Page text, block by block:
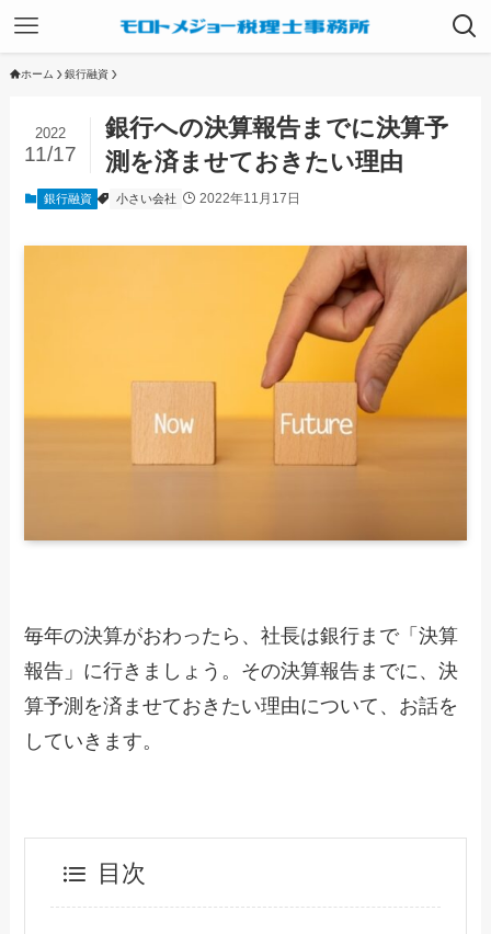
ホーム 銀行融資
銀行への決算報告までに決算予
測を済ませておきたい理由
2022
11/17
銀行融資 小さい会社 2022年11月17日
毎年の決算がおわったら、社長は銀行まで「決算
報告」に行きましょう。その決算報告までに、決
算予測を済ませておきたい理由について、お話を
していきます。
目次